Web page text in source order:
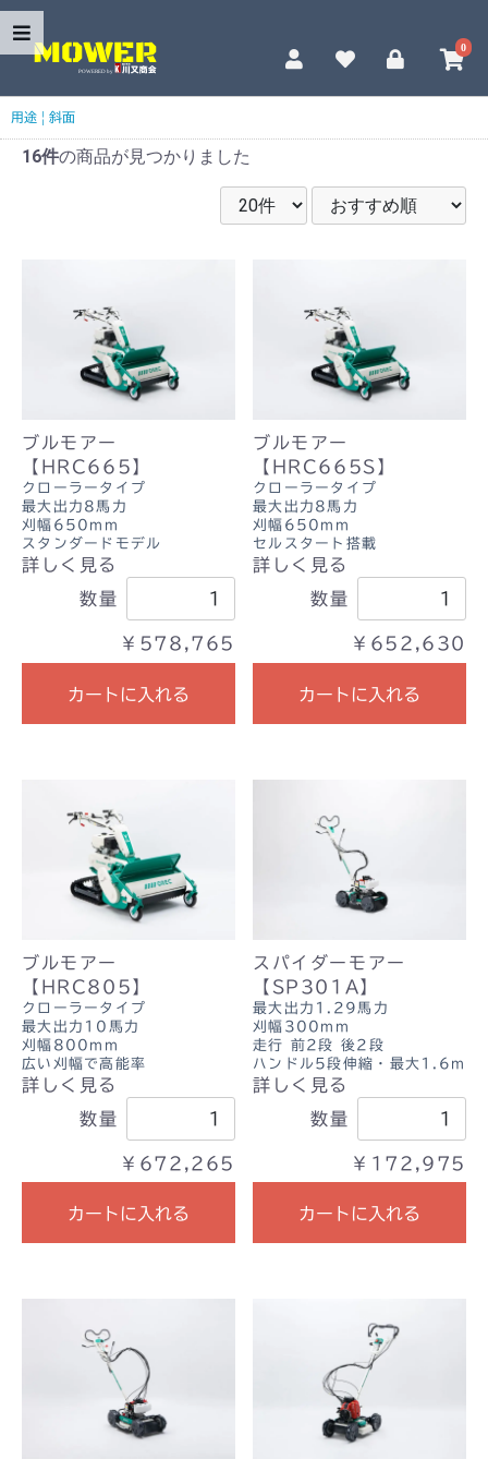
0
用途 | 斜面
16件の商品が見つかりました
ブルモアー
【HRC665】
クローラータイプ
最大出力8馬力
刈幅650mm
スタンダードモデル
詳しく見る
数量
￥578,765
カートに入れる
ブルモアー
【HRC665S】
クローラータイプ
最大出力8馬力
刈幅650mm
セルスタート搭載
詳しく見る
数量
￥652,630
カートに入れる
ブルモアー
【HRC805】
クローラータイプ
最大出力10馬力
刈幅800mm
広い刈幅で高能率
詳しく見る
数量
￥672,265
カートに入れる
スパイダーモアー
【SP301A】
最大出力1.29馬力
刈幅300mm
走行 前2段 後2段
ハンドル5段伸縮・最大1.6m
詳しく見る
数量
￥172,975
カートに入れる